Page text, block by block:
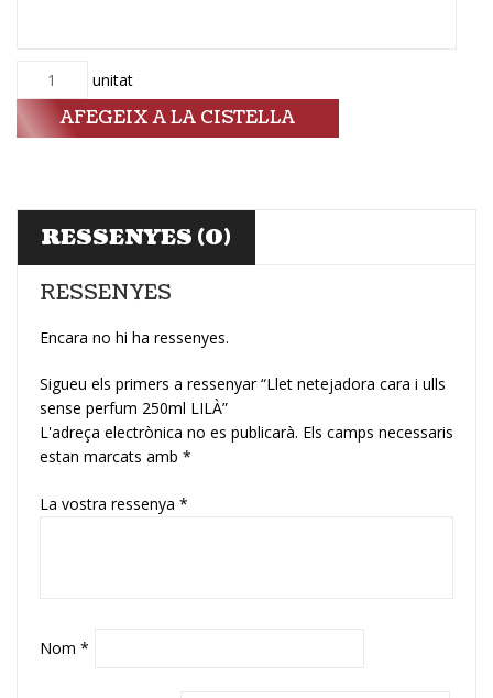
Quantitat unitat
AFEGEIX A LA CISTELLA
RESSENYES (0)
RESSENYES
Encara no hi ha ressenyes.
Sigueu els primers a ressenyar “Llet netejadora cara i ulls
sense perfum 250ml LILÀ”
L'adreça electrònica no es publicarà. Els camps necessaris
estan marcats amb *
La vostra ressenya *
Nom *